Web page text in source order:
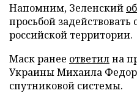
Напомним, Зеленский
просьбой
российской территории.
Маск ранее ответилна
Украины Михаила
спутниковой системы.